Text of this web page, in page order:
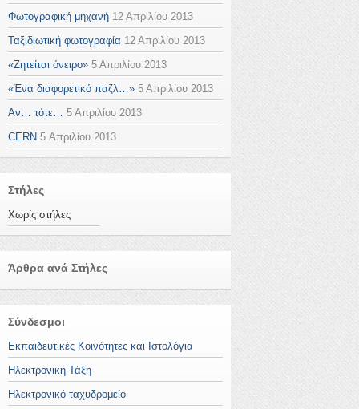
Φωτογραφική μηχανή 12 Απριλίου 2013
Ταξιδιωτική φωτογραφία 12 Απριλίου 2013
«Ζητείται όνειρο» 5 Απριλίου 2013
«Ένα διαφορετικό παζλ…» 5 Απριλίου 2013
Αν… τότε… 5 Απριλίου 2013
CERN 5 Απριλίου 2013
Στήλες
Χωρίς στήλες
Άρθρα ανά Στήλες
Σύνδεσμοι
Εκπαιδευτικές Κοινότητες και Ιστολόγια
Ηλεκτρονική Τάξη
Ηλεκτρονικό ταχυδρομείο